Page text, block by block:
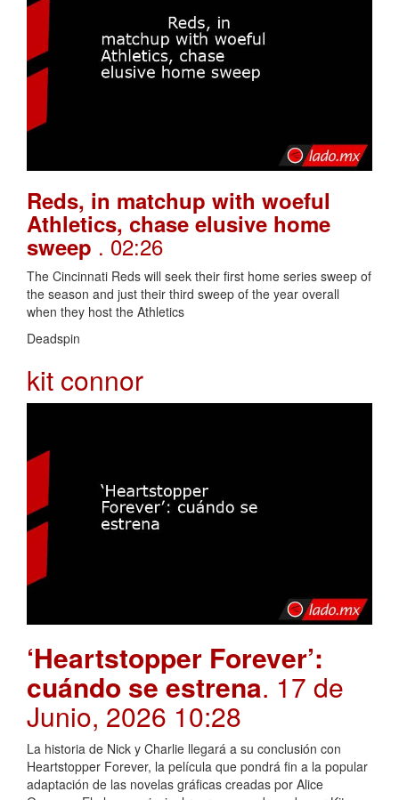
Reds, in matchup with woeful
Athletics, chase elusive home
sweep . 02:26
The Cincinnati Reds will seek their first home series sweep of
the season and just their third sweep of the year overall
when they host the Athletics
Deadspin
kit connor
‘Heartstopper Forever’:
cuándo se estrena. 17 de
Junio, 2026 10:28
La historia de Nick y Charlie llegará a su conclusión con
Heartstopper Forever, la película que pondrá fin a la popular
adaptación de las novelas gráficas creadas por Alice